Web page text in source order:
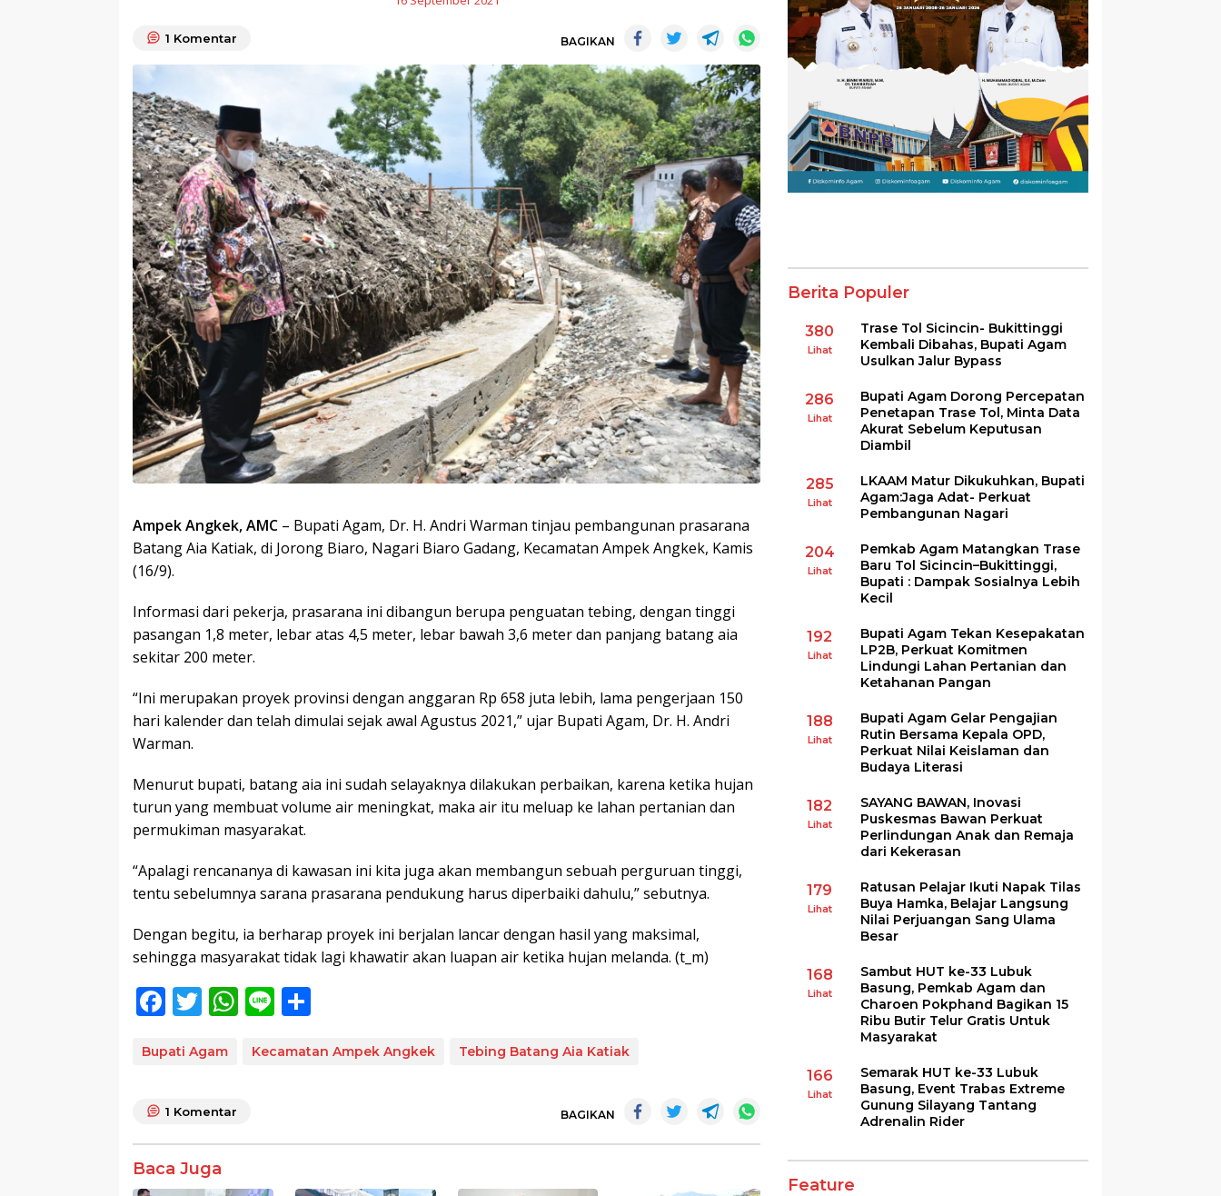
1 Komentar BAGIKAN
Ampek Angkek, AMC – Bupati Agam, Dr. H. Andri Warman tinjau pembangunan prasarana
Batang Aia Katiak, di Jorong Biaro, Nagari Biaro Gadang, Kecamatan Ampek Angkek, Kamis
(16/9).
Informasi dari pekerja, prasarana ini dibangun berupa penguatan tebing, dengan tinggi
pasangan 1,8 meter, lebar atas 4,5 meter, lebar bawah 3,6 meter dan panjang batang aia
sekitar 200 meter.
“Ini merupakan proyek provinsi dengan anggaran Rp 658 juta lebih, lama pengerjaan 150
hari kalender dan telah dimulai sejak awal Agustus 2021,” ujar Bupati Agam, Dr. H. Andri
Warman.
Menurut bupati, batang aia ini sudah selayaknya dilakukan perbaikan, karena ketika hujan
turun yang membuat volume air meningkat, maka air itu meluap ke lahan pertanian dan
permukiman masyarakat.
“Apalagi rencananya di kawasan ini kita juga akan membangun sebuah perguruan tinggi,
tentu sebelumnya sarana prasarana pendukung harus diperbaiki dahulu,” sebutnya.
Dengan begitu, ia berharap proyek ini berjalan lancar dengan hasil yang maksimal,
sehingga masyarakat tidak lagi khawatir akan luapan air ketika hujan melanda. (t_m)
F
e
o
o
k
T
itt
W
at
p
Li
e ar
Bupati Agam Kecamatan Ampek Angkek Tebing Batang Aia Katiak
1 Komentar BAGIKAN
Baca Juga
Berita Populer
380
Lihat
Trase Tol Sicincin- Bukittinggi
Kembali Dibahas, Bupati Agam
Usulkan Jalur Bypass
286
Lihat
Bupati Agam Dorong Percepatan
Penetapan Trase Tol, Minta Data
Akurat Sebelum Keputusan
Diambil
285
Lihat
LKAAM Matur Dikukuhkan, Bupati
Agam:Jaga Adat- Perkuat
Pembangunan Nagari
204
Lihat
Pemkab Agam Matangkan Trase
Baru Tol Sicincin–Bukittinggi,
Bupati : Dampak Sosialnya Lebih
Kecil
192
Lihat
Bupati Agam Tekan Kesepakatan
LP2B, Perkuat Komitmen
Lindungi Lahan Pertanian dan
Ketahanan Pangan
188
Lihat
Bupati Agam Gelar Pengajian
Rutin Bersama Kepala OPD,
Perkuat Nilai Keislaman dan
Budaya Literasi
182
Lihat
SAYANG BAWAN, Inovasi
Puskesmas Bawan Perkuat
Perlindungan Anak dan Remaja
dari Kekerasan
179
Lihat
Ratusan Pelajar Ikuti Napak Tilas
Buya Hamka, Belajar Langsung
Nilai Perjuangan Sang Ulama
Besar
168
Lihat
Sambut HUT ke-33 Lubuk
Basung, Pemkab Agam dan
Charoen Pokphand Bagikan 15
Ribu Butir Telur Gratis Untuk
Masyarakat
166
Lihat
Semarak HUT ke-33 Lubuk
Basung, Event Trabas Extreme
Gunung Silayang Tantang
Adrenalin Rider
Feature